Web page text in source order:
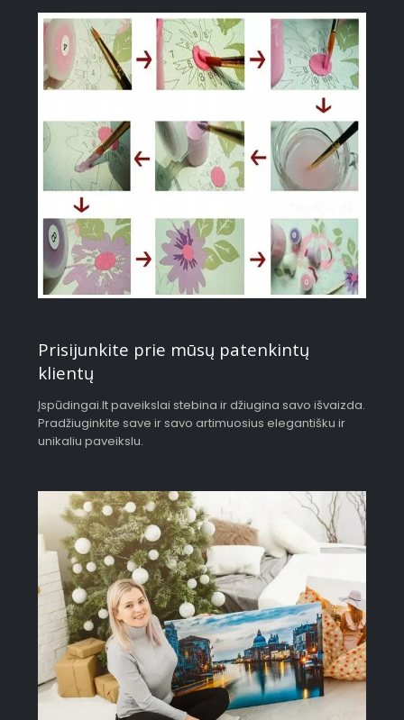
Prisijunkite prie mūsų patenkintų
klientų
Įspūdingai.lt paveikslai stebina ir džiugina savo išvaizda.
Pradžiuginkite save ir savo artimuosius elegantišku ir
unikaliu paveikslu.